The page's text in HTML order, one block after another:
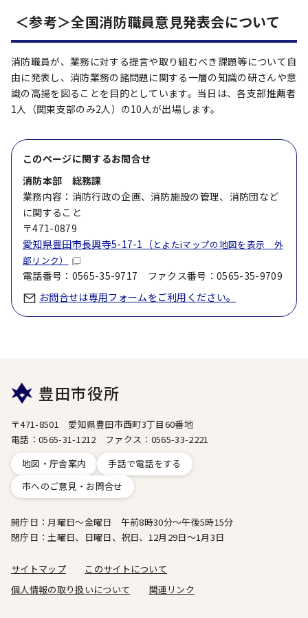
＜参考＞全国消防職員意見発表会について
消防職員が、業務に対する提言や取り組むべき課題等について自
由に発表し、消防業務の諸問題に関する一層の知識の研さんや意
識の高揚を図ることを目的としています。当日は、各支部推薦者
1人（関東支部のみ2人）の10人が出場します。
このページに関するお問合せ
消防本部 総務課
業務内容：消防行政の企画、消防施設の管理、消防団など
に関すること
〒471-0879
愛知県豊田市長興寺5-17-1（とよたiマップの地図を表示 外
部リンク）
電話番号：0565-35-9717 ファクス番号：0565-35-9709
お問合せは専用フォームをご利用ください。
豊田市役所
〒471-8501 愛知県豊田市西町3丁目60番地
電話：0565-31-1212 ファクス：0565-33-2221
地図・庁舎案内
手話で電話をする
市へのご意見・お問合せ
開庁日：月曜日～金曜日 午前8時30分～午後5時15分
閉庁日：土曜日、日曜日、祝日、12月29日～1月3日
サイトマップ
このサイトについて
個人情報の取り扱いについて
関連リンク